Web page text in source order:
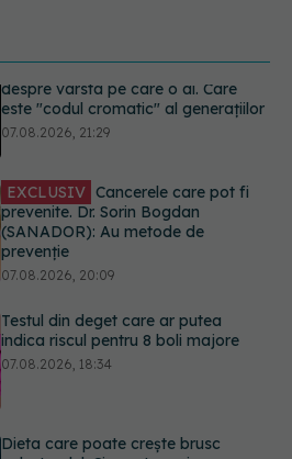
EXCLUSIV Cancerele care pot fi
prevenite. Dr. Sorin Bogdan
prevenție
07.08.2026, 20:09
Testul din deget care ar putea
indica riscul pentru 8 boli majore
Dieta care poate crește brusc